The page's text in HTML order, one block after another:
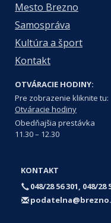
Mesto Brezno
Samospráva
Kultúra a šport
Kontakt
OTVÁRACIE HODINY:
Pre zobrazenie kliknite tu:
Otváracie hodiny
Obedňajšia prestávka
11.30 – 12.30
KONTAKT
048/28 56 301, 048/28